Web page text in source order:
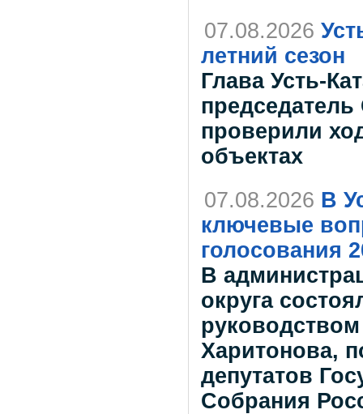
07.08.2026
летний сезон
Глава Усть-
проверили
объектах
07.08.2026 В
ключевые
голосования
В
округа
Харитонова,
депутатов
Собрания